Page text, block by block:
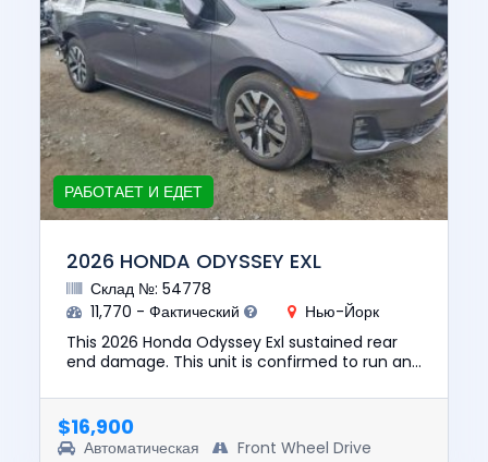
РАБОТАЕТ И ЕДЕТ
2026 HONDA ODYSSEY EXL
Склад №: 54778
11,770 - Фактический
Нью-Йорк
This 2026 Honda Odyssey Exl sustained rear
end damage. This unit is confirmed to run and
was $39194. This v...
$16,900
Автоматическая
Front Wheel Drive